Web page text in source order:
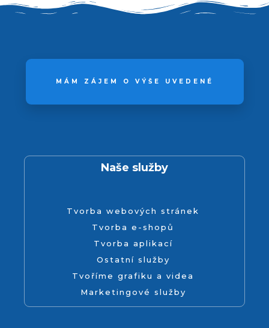
MÁM ZÁJEM O VÝŠE UVEDENÉ
Naše služby
Tvorba webových stránek
Tvorba e-shopů
Tvorba aplikací
Ostatní služby
Tvoříme grafiku a videa
Marketingové služby